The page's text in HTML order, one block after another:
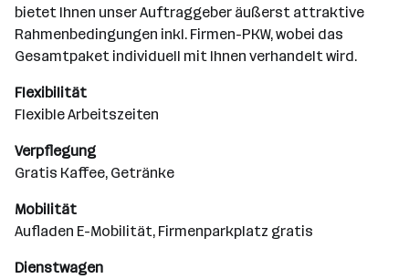
bietet Ihnen unser Auftraggeber äußerst attraktive
Rahmenbedingungen inkl. Firmen-PKW, wobei das
Gesamtpaket individuell mit Ihnen verhandelt wird.
Flexibilität
Flexible Arbeitszeiten
Verpflegung
Gratis Kaffee, Getränke
Mobilität
Aufladen E-Mobilität, Firmenparkplatz gratis
Dienstwagen